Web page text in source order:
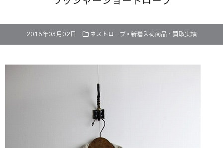
2016年03月02日 ネストローブ • 新着入荷商品・買取実績